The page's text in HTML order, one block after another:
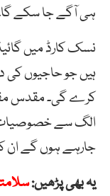
ہی آگے جا سکے
نسک کارڈ میں
ہیں جو حاجیوں
کرے گی۔ مقدس
الگ سے خصوصیات
جارہے ہوں گے ان
یہ بھی پڑھیں: